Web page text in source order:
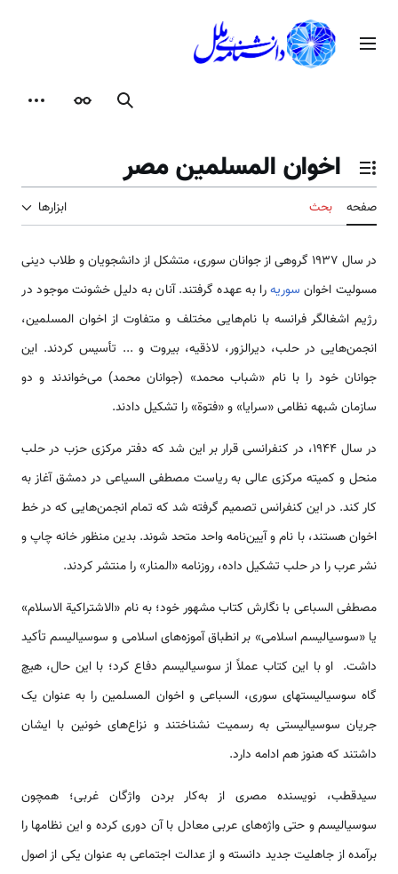
محتوامنوی اصلی
جستجوظاهر
تغییر وضعیت فهرست محتویات
اخوان المسلمین مصر
صفحه بحث ابزارها
در سال ۱۹۳۷ گروهی از جوانان سوری، متشکل از دانشجویان و طلاب دینی
مسولیت اخوان سوریهرا به عهده گرفتند. آنان به دلیل خشونت موجود در
رژیم اشغالگر فرانسه با نام‌هایی مختلف و متفاوت از اخوان المسلمین،
انجمن‌هایی در حلب، دیرالزور، لاذقیه، بیروت و ... تأسیس کردند. این
جوانان خود را با نام «شباب محمد» (جوانان محمد) می‌خواندند و دو
سازمان شبهه نظامی «سرایا» و «فتوة» را تشکیل دادند.
در سال ۱۹۴۴، در کنفرانسی قرار بر این شد که دفتر مرکزی حزب در حلب
منحل و کمیته مرکزی عالی به ریاست مصطفی السیاعی در دمشق آغاز به
کار کند. در این کنفرانس تصمیم گرفته شد که تمام انجمن‌هایی که در خط
اخوان هستند، با نام و آیین‌نامه واحد متحد شوند. بدین منظور خانه چاپ و
نشر عرب را در حلب تشکیل داده، روزنامه «المنار» را منتشر کردند.
مصطفی السباعی با نگارش کتاب مشهور خود؛ به نام «الاشتراکیة الاسلام»
یا «سوسیالیسم اسلامی» بر انطباق آموزه‌های اسلامی و سوسیالیسم تأکید
داشت. او با این کتاب عملاً از سوسیالیسم دفاع کرد؛ با این حال، هیچ
گاه سوسیالیست­های سوری، السباعی و اخوان المسلمین را به عنوان یک
جریان سوسیالیستی به رسمیت نشناختند و نزاع­‌های خونین با ایشان
داشتند که هنوز هم ادامه دارد.
سیدقطب‌، نویسنده مصری ‌از به‌كار بردن‌ واژگان‌ غربی؛ همچون‌
سوسیالیسم‌ و حتی‌ واژه‌های‌ عربی‌ معادل با آن‌ دوری‌ كرده‌ و این‌ نظامها را
برآمده‌ از جاهلیت‌ جدید دانسته‌ و از عدالت‌ اجتماعی‌ به‌ عنوان‌ یكی‌ از اصول‌